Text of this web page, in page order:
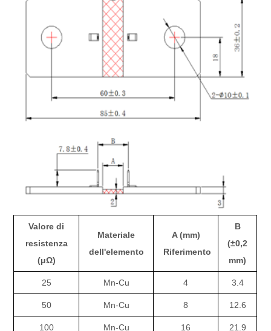
Valore di
resistenza
(μΩ)
Materiale
dell'elemento
A (mm)
Riferimento
B
(±0,2
mm)
25 Mn-Cu 4 3.4
50 Mn-Cu 8 12.6
100 Mn-Cu 16 21.9